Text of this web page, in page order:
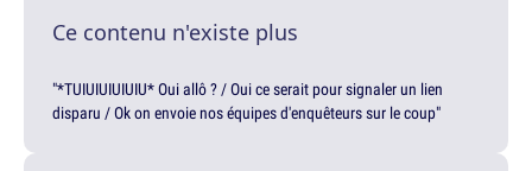
Ce contenu n'existe plus
"*TUIUIUIUIUIU* Oui allô ? / Oui ce serait pour signaler un lien
disparu / Ok on envoie nos équipes d'enquêteurs sur le coup"